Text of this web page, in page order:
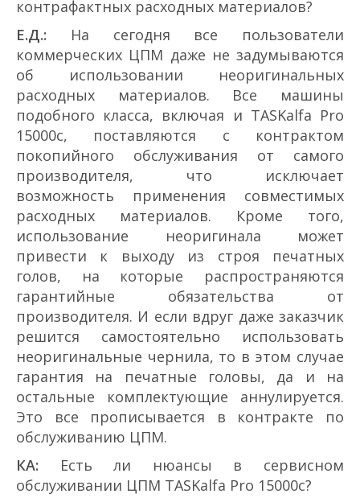
контрафактных расходных материалов?
Е.Д.: На сегодня все пользователи
коммерческих ЦПМ даже не задумываются
об использовании неоригинальных
расходных материалов. Все машины
подобного класса, включая и TASKalfa Pro
15000c, поставляются с контрактом
покопийного обслуживания от самого
производителя, что исключает
возможность применения совместимых
расходных материалов. Кроме того,
использование неоригинала может
привести к выходу из строя печатных
голов, на которые распространяются
гарантийные обязательства от
производителя. И если вдруг даже заказчик
решится самостоятельно использовать
неоригинальные чернила, то в этом случае
гарантия на печатные головы, да и на
остальные комплектующие аннулируется.
Это все прописывается в контракте по
обслуживанию ЦПМ.
КА: Есть ли нюансы в сервисном
обслуживании ЦПМ TASKalfa Pro 15000c?